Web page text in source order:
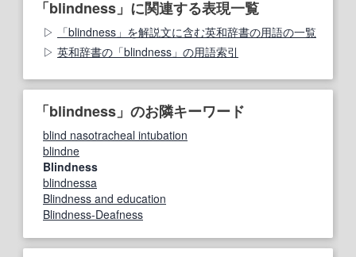
「blindness」に関連する表現一覧
「blindness」を解説文に含む英和辞書の用語の一覧
英和辞書の「blindness」の用語索引
「blindness」のお隣キーワード
blind nasotracheal intubation
blindne
Blindness
blindnessa
Blindness and education
Blindness-Deafness